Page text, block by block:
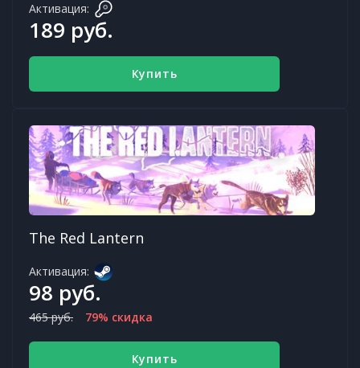
Активация:
189 руб.
Купить
The Red Lantern
Активация:
98 руб.
465 руб. 79% скидка
Купить